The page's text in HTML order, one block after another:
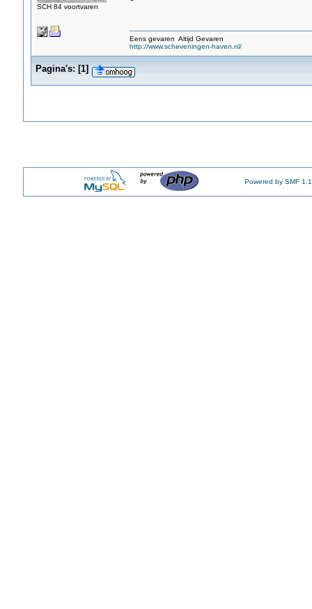
SCH 84 voortvaren
Eens gevaren Altijd Gevaren
http://www.scheveningen-haven.nl/
Pagina's: [1]
Powered by SMF